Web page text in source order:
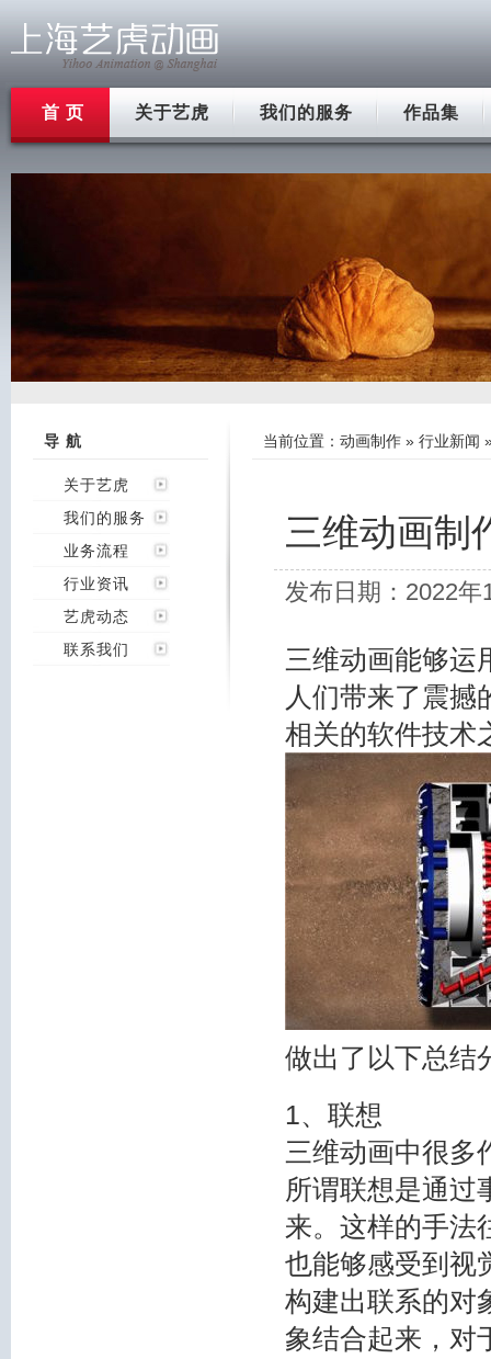
首 页 关于艺虎 我们的服务 作品集
导 航
关于艺虎
我们的服务
业务流程
行业资讯
艺虎动态
联系我们
当前位置： 动画制作 » 行业新闻
三维动画制
发布日期：2022
三维动画能够运
人们带来了震撼
相关的软件技术
做出了以下总结
1、联想
三维动画中很多
所谓联想是通过
来。这样的手法
也能够感受到视
构建出联系的对
象结合起来，对